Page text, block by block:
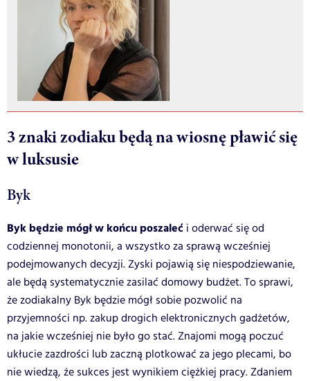
3 znaki zodiaku będą na wiosnę pławić się
w luksusie
Byk
Byk będzie mógł w końcu poszaleć i oderwać się od
codziennej monotonii, a wszystko za sprawą wcześniej
podejmowanych decyzji. Zyski pojawią się niespodziewanie,
ale będą systematycznie zasilać domowy budżet. To sprawi,
że zodiakalny Byk będzie mógł sobie pozwolić na
przyjemności np. zakup drogich elektronicznych gadżetów,
na jakie wcześniej nie było go stać. Znajomi mogą poczuć
ukłucie zazdrości lub zaczną plotkować za jego plecami, bo
nie wiedzą, że sukces jest wynikiem ciężkiej pracy. Zdaniem